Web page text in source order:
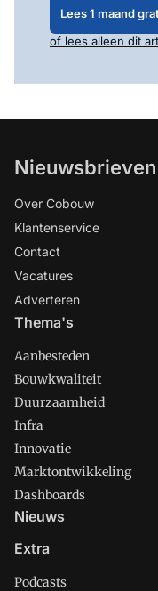
Lees 1 maand
of lees alleen dit
Nieuwsbrieven
Over Cobouw
Klantenservice
Contact
Vacatures
Adverteren
Thema's
Aanbesteden
Bouwkwaliteit
Duurzaamheid
Infra
Innovatie
Marktontwikkeling
Dashboards
Nieuws
Extra
Podcasts